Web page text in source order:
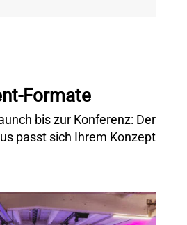
Formate
bis zur Konferenz: Der
passt sich Ihrem Konzept